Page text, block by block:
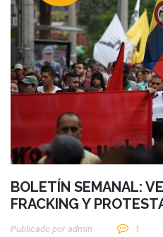
BOLETÍN SEMANAL:
FRACKING Y
Publicado por Admin 1